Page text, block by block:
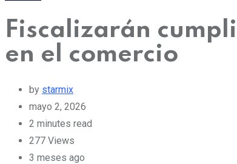
Fiscalizarán
en el comercio
by starmix
mayo 2, 2026
2 minutes read
277 Views
3 meses ago